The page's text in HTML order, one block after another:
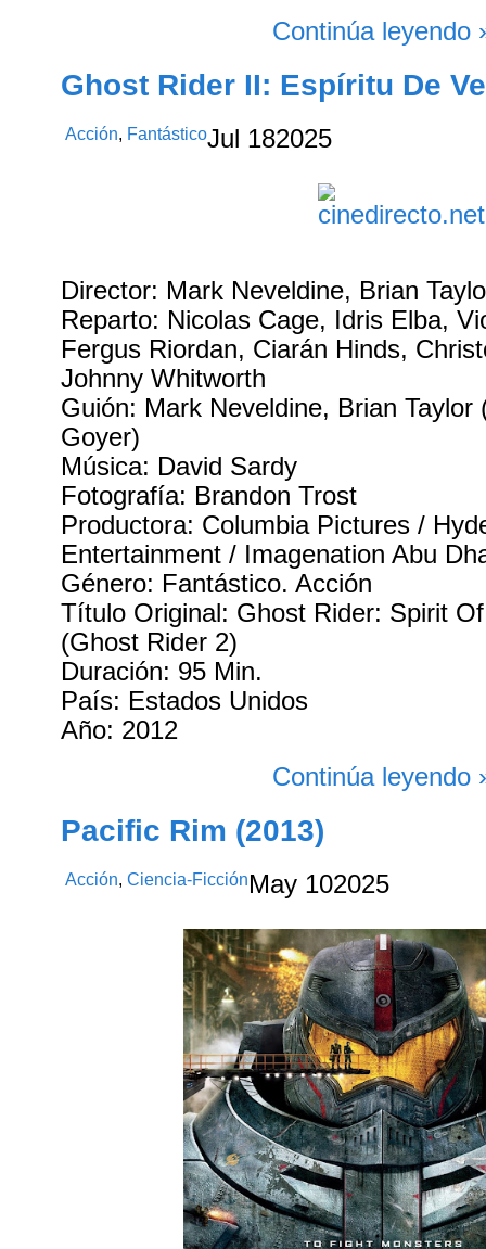
Continúa leyendo
Ghost Rider II: Espíritu De
Acción, FantásticoJul 182025
Director: Mark Neveldine, Brian
Reparto: Nicolas Cage, Idris Elba,
Fergus Riordan, Ciarán Hinds,
Johnny Whitworth
Guión: Mark Neveldine, Brian Taylor
Goyer)
Música: David Sardy
Fotografía: Brandon Trost
Productora: Columbia Pictures /
Entertainment / Imagenation Abu
Género: Fantástico. Acción
Título Original: Ghost Rider: Spirit
(Ghost Rider 2)
Duración: 95 Min.
País: Estados Unidos
Año: 2012
Continúa leyendo
Pacific Rim (2013)
Acción,Ciencia-FicciónMay 102025